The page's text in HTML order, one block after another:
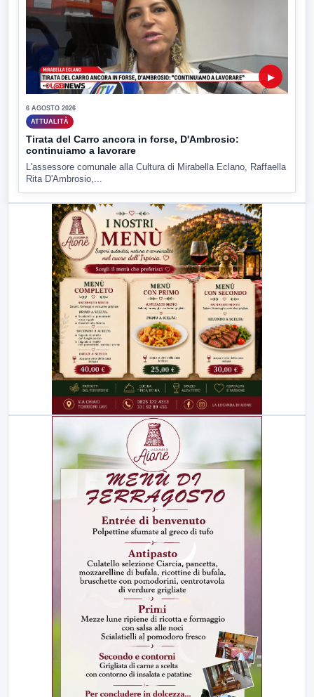
▶
6 AGOSTO 2026
ATTUALITÀ
Tirata del Carro ancora in forse, D'Ambrosio:
continuiamo a lavorare
L'assessore comunale alla Cultura di Mirabella Eclano, Raffaella
Rita D'Ambrosio,...